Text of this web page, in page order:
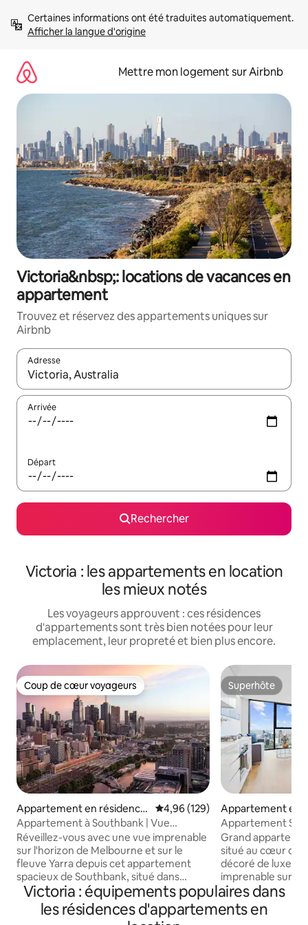
directement
Afficher la langue d'origine
Mettre mon logement sur Airbnb
Victoria&nbsp;: locations de vacances en
appartement
Trouvez et réservez des appartements uniques sur
Airbnb
Adresse
Lorsque les résultats s'affichent, utilisez les flèches vers le
Arrivée
Départ
Rechercher
Victoria : les appartements en location
les mieux notés
Les voyageurs approuvent : ces résidences
d'appartements sont très bien notées pour leur
emplacement, leur propreté et bien plus encore.
Coup de cœur voyageurs
Coup de cœur voyageurs
Appartement en résidence
⋅ Southbank
Évaluation moyenne sur la
4,96 (129)
Appartement à Southbank | Vue
imprenable + parking gratuit
Réveillez-vous avec une vue imprenable
sur l'horizon de Melbourne et sur le
fleuve Yarra depuis cet appartement
spacieux de Southbank, situé dans
l'emblématique tour résidentielle
Freshwater Place. Parfait pour les
voyages d'affaires, les escapades d'un
Superhôte
Superhôte
Appartement en
⋅ Melbourne
Appartement
dans le centre
Grand
situé au cœur du
décoré de luxe
imprenable sur la
nocturne
est en étage
confortable pour
Victoria : équipements populaires dans
les résidences d'appartements en